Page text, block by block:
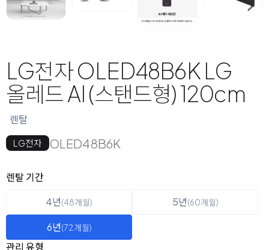
LG전자 OLED48B6K LG
올레드 AI (스탠드형) 120cm
렌탈
LG전자 OLED48B6K
옵션 선택
렌탈 선택
렌탈 기간
4년(48개월) 5년(60개월)
6년(72개월)
관리 유형